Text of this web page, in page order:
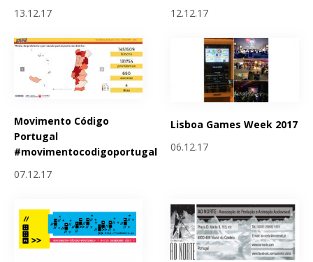
13.12.17
12.12.17
Movimento Código
Portugal
#movimentocodigoportugal
07.12.17
Lisboa Games Week 2017
06.12.17